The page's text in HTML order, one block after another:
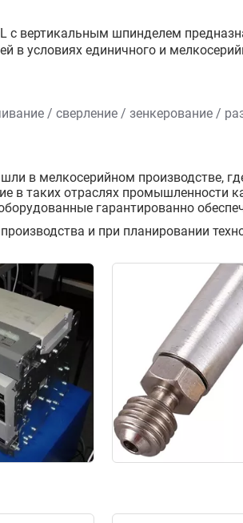
с вертикальным шпинделем
в условиях единичного и
/ сверление / зенкерование /
в мелкосерийном производстве,
в таких отраслях промышленности
гарантированно
и при планировании